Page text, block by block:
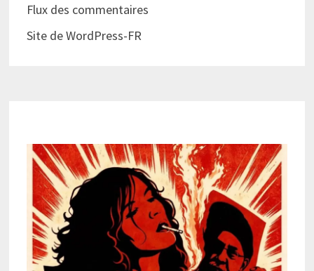
Flux des commentaires
Site de WordPress-FR